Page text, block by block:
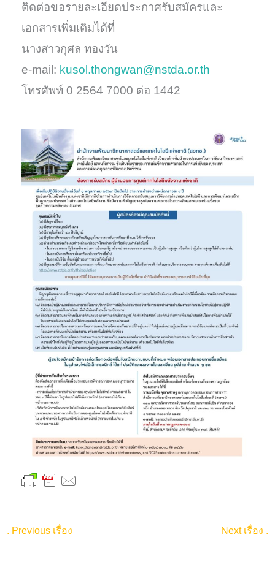
ติดต่อขอรายละเอียดประกาศรับสมัครและ
เอกสารเพิ่มเติมได้ที่
นางสาวกุศล ทองวัน
e-mail: kusol.thongwan@nstda.or.th
โทรศัพท์ 0 2564 7000 ต่อ 1442
. Previous เรื่อง Next เรื่อง .